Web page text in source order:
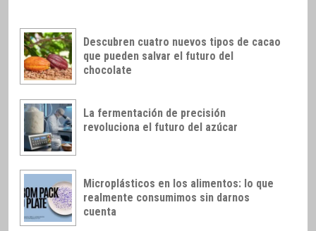
Descubren cuatro nuevos tipos de cacao
que pueden salvar el futuro del
chocolate
La fermentación de precisión
revoluciona el futuro del azúcar
Microplásticos en los alimentos: lo que
realmente consumimos sin darnos
cuenta